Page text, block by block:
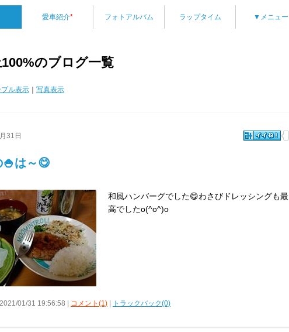
愛車紹介* フォトアルバム ラップタイム ▼メニュー
のブログ一覧
プル表示 写真表示
31日
🍚は～😋
和風ハンバーグでした😋わさびドレッシングも最
高でしたo(^o^)o
01/31 19:56:58 | コメント(1) トラックバック(0)